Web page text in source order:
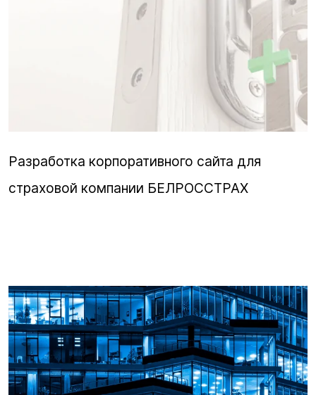
Разработка корпоративного сайта для
страховой компании БЕЛРОССТРАХ